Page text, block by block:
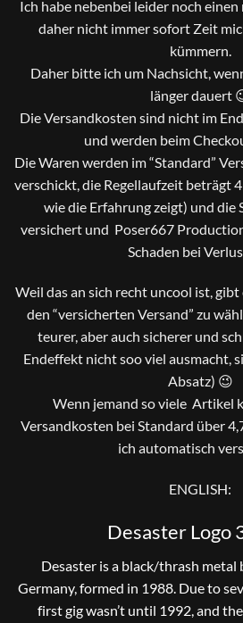
Ich habe nebenbei leider noch
daher nicht immer sofort Zeit
kümmern.
Daher bitte ich um Nachsicht,
länger dauert
Die Versandkosten sind nicht im
und werden beim
Die Waren werden im “Standard”
verschickt, die Regellaufzeit beträgt
wie die Erfahrung zeigt) und die
versichert und Poser667
Schaden bei
Weil das an sich recht uncool ist,
den “versicherten Versand” zu
teurer, aber auch sicherer und
Endeffekt nicht soo viel ausmacht,
Absatz) 😉
Wenn jemand so viele Artikel
Versandkosten bei Standard über
ich automatisch
ENGLISH:
Desaster Logo
Desaster is a black/thrash metal
Germany, formed in 1988. Due to
first gig wasn’t until 1992, and